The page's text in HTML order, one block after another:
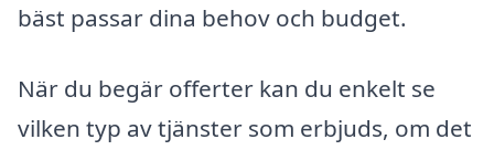
bäst passar dina behov och budget.
När du begär offerter kan du enkelt se
vilken typ av tjänster som erbjuds, om det